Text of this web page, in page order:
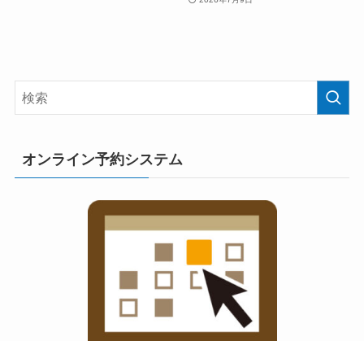
オンライン予約システム